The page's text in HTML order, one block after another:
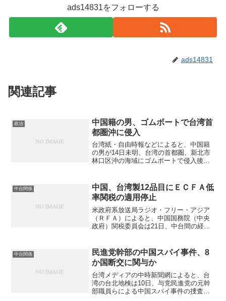
ads14831をフォローする
ads14831
関連記事
政治
中国籍の男、ゴムボートで台湾首
都圏沖に侵入
台湾紙・自由時報などによると、中国籍
の男が14日未明、台湾の首都圏、新北市
林口区沖の海域にゴムボートで侵入後、
（海巡署）の巡視船に救助されたが、深
刻な脱水症状のため...
中台関係
中国、台湾製12品目にＥＣＦＡ低
率関税の適用停止
米政府系放送局ラジオ・フリー・アジア
（ＲＦＡ）によると、中国国務院（中央
政府）関税委員会は21日、中台間の経済
表した。台湾製のプロピレンやパラキシ
レンなど12品目...
中台関係
民進党幹部の中国スパイ事件、8
か国断交に関与か
台湾メディアの中時新聞網によると、台
湾の台北地検は10日、与党民進党の元幹
部職員らによる中国スパイ事件の捜査を